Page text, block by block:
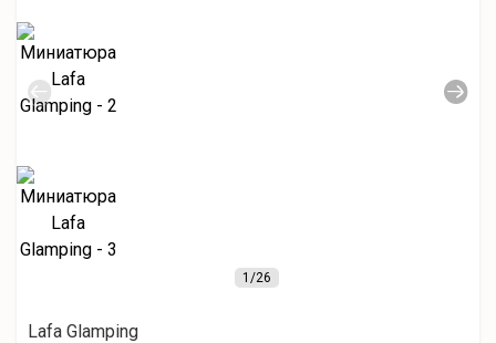
1/26
Lafa Glamping